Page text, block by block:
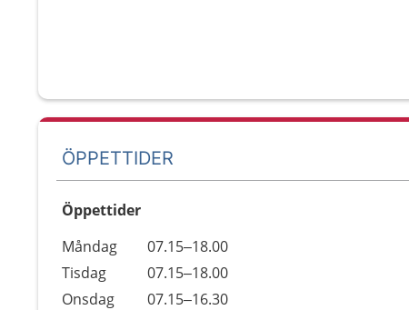
ÖPPETTIDER
Öppettider
Dag
Öppettider
Kommentarer
Måndag
07.15–18.00
Tisdag
07.15–18.00
Onsdag
07.15–16.30